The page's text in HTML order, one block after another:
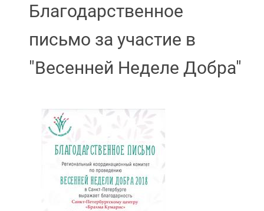
Благодарственное
письмо за участие в
"Весенней Неделе Добра"